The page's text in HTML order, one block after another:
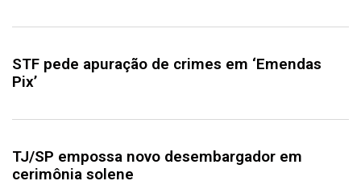
STF pede apuração de crimes em ‘Emendas
Pix’
TJ/SP empossa novo desembargador em
cerimônia solene